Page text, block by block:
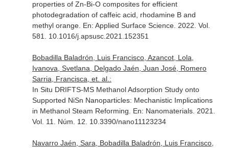
properties of Zn-Bi-O composites for efficient
photodegradation of caffeic acid, rhodamine B and
methyl orange. En: Applied Surface Science. 2022. Vol.
581. 10.1016/j.apsusc.2021.152351
Bobadilla Baladrón, Luis Francisco, Azancot, Lola,
Ivanova, Svetlana, Delgado Jaén, Juan José, Romero
Sarria, Francisca, et. al.:
In Situ DRIFTS-MS Methanol Adsorption Study onto
Supported NiSn Nanoparticles: Mechanistic Implications
in Methanol Steam Reforming. En: Nanomaterials. 2021.
Vol. 11. Núm. 12. 10.3390/nano11123234
Navarro Jaén, Sara, Bobadilla Baladrón, Luis Francisco,